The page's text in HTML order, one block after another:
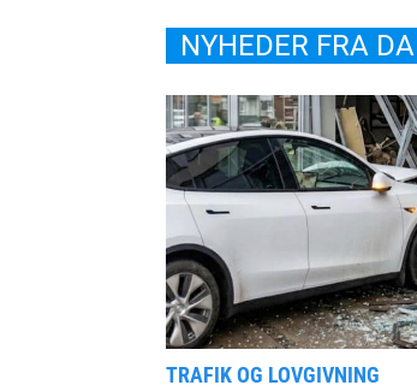
NYHEDER FRA
TRAFIK OG LOVGIVNING